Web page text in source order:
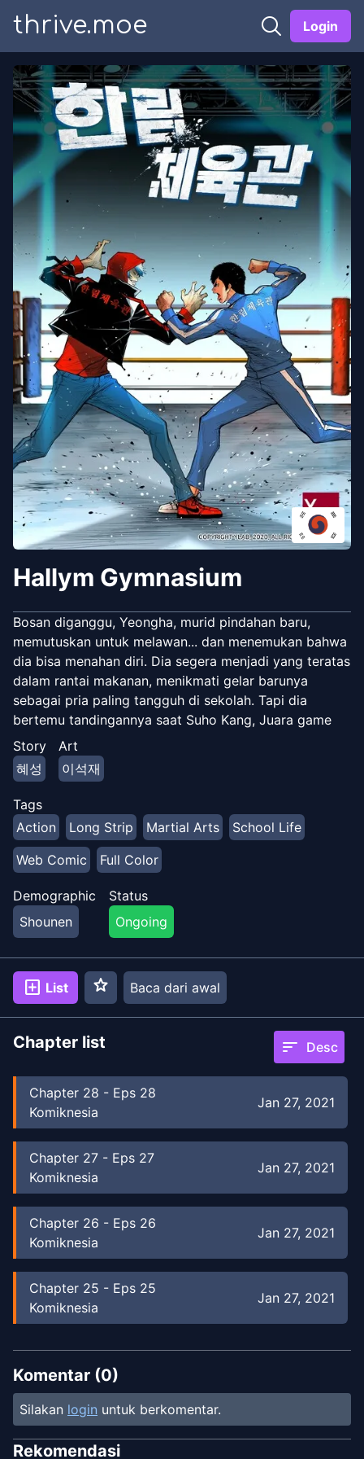
thrive.moe Login
Hallym Gymnasium
Bosan diganggu, Yeongha, murid pindahan baru,
memutuskan untuk melawan... dan menemukan bahwa
dia bisa menahan diri. Dia segera menjadi yang teratas
dalam rantai makanan, menikmati gelar barunya
sebagai pria paling tangguh di sekolah. Tapi dia
bertemu tandingannya saat Suho Kang, Juara game
PVP, sendirian mengalahkan dia dan krunya. Untuk
mendapatkan kembali kehormatannya, Yeongha
memutuskan untuk bergabung dengan game PVP.
Akankah dia akhirnya mendapatkan kepuasan
mengalahkan Suho? Atau akankah dia mendapatkan
sesuatu yang lebih?
Story
혜성
Art
이석재
Tags
Action
Long Strip Martial Arts
School Life
Web Comic
Full Color
Demographic
Shounen
Status
Ongoing
add_box List star Baca dari awal
Chapter list sort Desc
Chapter 28 - Eps 28
Komiknesia
Jan 27, 2021
Chapter 27 - Eps 27
Komiknesia
Jan 27, 2021
Chapter 26 - Eps 26
Komiknesia
Jan 27, 2021
Chapter 25 - Eps 25
Komiknesia
Jan 27, 2021
Chapter24-Eps 24
Komiknesia
Chapter23 -Eps 23
Komiknesia
Jan 27, 2021
Komentar (0)
Silakan login untuk berkomentar.
Rekomendasi